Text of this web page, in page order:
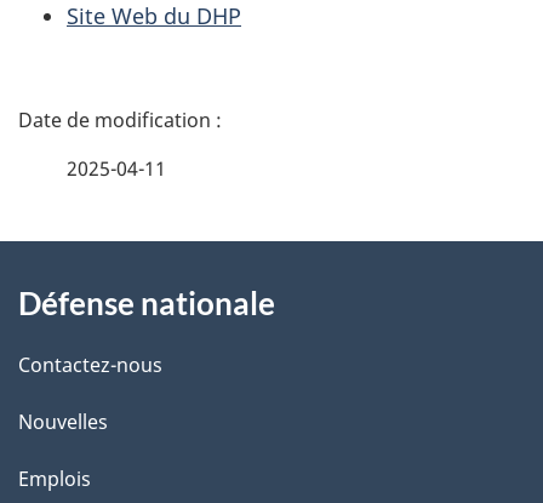
Site Web du DHP
D
i
l
s
d
2025-04-11
propos
de
ce
site
Défense nationale
Contactez-nous
Nouvelles
Emplois